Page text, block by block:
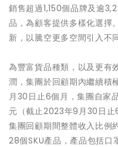
銷售超過1,150個品牌及逾
品，為顧客提供多樣化選擇
新，以騰空更多空間引入不
為豐富貨品種類，以及更有
潤，集團於回顧期內繼續積
月30日止6個月，集團自家
元（截止2023年9月30日
集團回顧期間整體收入比例
28個SKU產品，產品包括口